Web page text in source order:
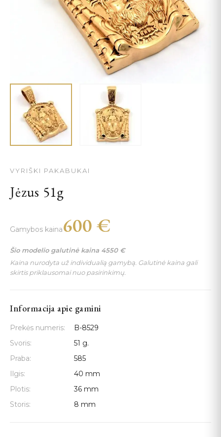
VYRIŠKI PAKABUKAI
Jėzus 51g
Gamybos kaina600 €
Šio modelio galutinė kaina 4550 €
Kaina nurodyta už individualią gamybą. Galutinė kaina gali
skirtis priklausomai nuo pasirinkimų.
Informacija apie gamini
Prekės numeris:
B-8529
Svoris:
51 g.
Praba:
585
Ilgis:
40 mm
Plotis:
36 mm
Storis:
8 mm